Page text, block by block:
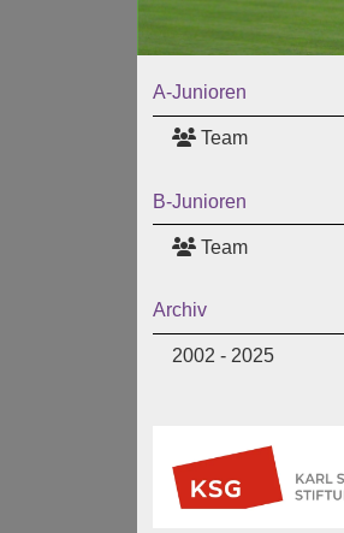
A-Junioren
Team
B-Junioren
Team
Archiv
2002 - 2025